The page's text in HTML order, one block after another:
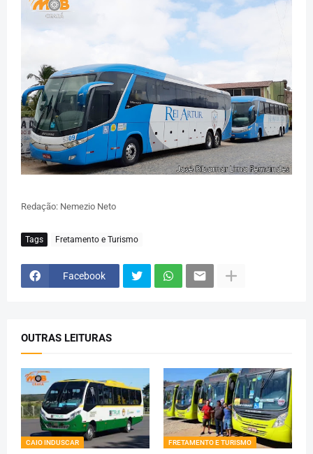
Redação: Nemezio Neto
Tags Fretamento e Turismo
Facebook
OUTRAS LEITURAS
CAIO INDUSCAR FRETAMENTO E TURISMO